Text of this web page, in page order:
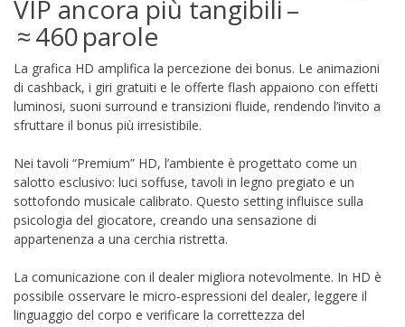
VIP ancora più tangibili –
≈ 460 parole
La grafica HD amplifica la percezione dei bonus. Le animazioni
di cashback, i giri gratuiti e le offerte flash appaiono con effetti
luminosi, suoni surround e transizioni fluide, rendendo l’invito a
sfruttare il bonus più irresistibile.
Nei tavoli “Premium” HD, l’ambiente è progettato come un
salotto esclusivo: luci soffuse, tavoli in legno pregiato e un
sottofondo musicale calibrato. Questo setting influisce sulla
psicologia del giocatore, creando una sensazione di
appartenenza a una cerchia ristretta.
La comunicazione con il dealer migliora notevolmente. In HD è
possibile osservare le micro‑espressioni del dealer, leggere il
linguaggio del corpo e verificare la correttezza del